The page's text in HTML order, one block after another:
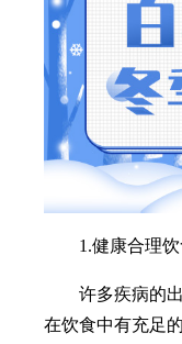
1.健康合理饮
许多疾病的出
在饮食中有充足